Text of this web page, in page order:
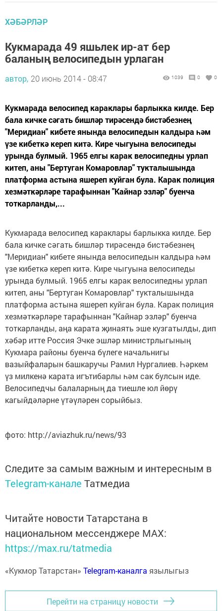
ХӘБӘРЛӘР
Кукмарада 49 яшьлек ир-ат бер
баланың велосипедын урлаган
автор, 20 июнь 2014 - 08:47 1039 0 0
Кукмарада велосипед караклары барлыкка килде. Бер
бала кичке сәгать бишләр тирәсендә бистәбезнең
"Меридиан" кибете янында велосипедын калдыра һәм
үзе кибеткә кереп китә. Кире чыгуына велосипеды
урында булмый. 1965 елгы карак велосипедны урлап
китеп, аны "Бертуган Комаровлар" тукталышында
платформа астына яшереп куйган була. Карак полиция
хезмәткәрләре тарафыннан "Кайнар эзләр" буенча
тоткарланды,...
Кукмарада велосипед караклары барлыкка килде. Бер
бала кичке сәгать бишләр тирәсендә бистәбезнең
"Меридиан" кибете янында велосипедын калдыра һәм
үзе кибеткә кереп китә. Кире чыгуына велосипеды
урында булмый. 1965 елгы карак велосипедны урлап
китеп, аны "Бертуган Комаровлар" тукталышында
платформа астына яшереп куйган була. Карак полиция
хезмәткәрләре тарафыннан "Кайнар эзләр" буенча
тоткарланды, аңа карата җинаять эше кузгатылды, дип
хәбәр итте Россия Эчке эшләр министрлыгының
Кукмара районы буенча бүлеге начальнигы
вазыйфаларын башкаручы Рамил Нургалиев. Һәркем
үз милкенә карата игътибарлы һәм сак булсын иде.
Велосипедчы балаларның да тиешле юл йөрү
кагыйдәләрне үтәүләрен сорыйбыз.
фото: http://aviazhuk.ru/news/93
Следите за самым важным и интересным в
Telegram-канале Татмедиа
Читайте новости Татарстана в
национальном мессенджере MАХ:
https://max.ru/tatmedia
«Кукмор Татарстан» Telegram-каналга язылыгыз
Перейти на страницу новости